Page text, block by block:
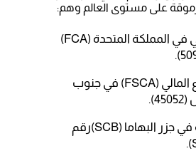
على مستوى العالم وهم:
في المملكة المتحدة (
FCA)
هيئة سلوك القطاع المالي (FSCA) في جنوب
هيئة الأوراق المالية في جزر البهاما (SCB)رقم